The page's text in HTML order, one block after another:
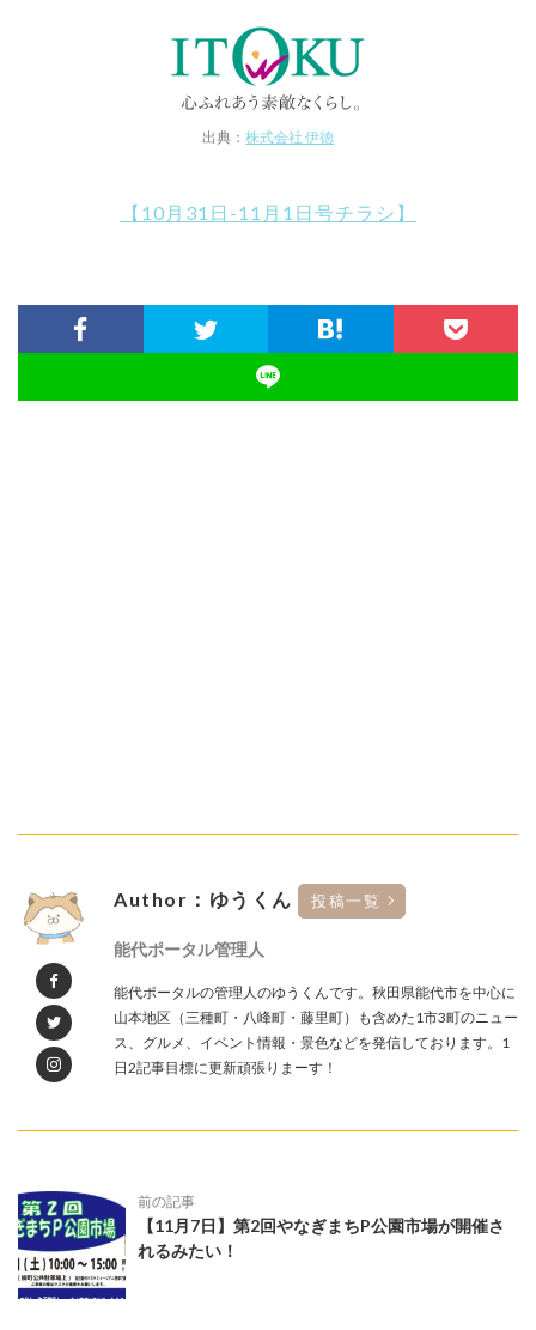
出典： 株式会社 伊徳
【10月31日-11月1日号チラシ】
Author：ゆうくん 投稿一覧
能代ポータル管理人
能代ポータルの管理人のゆうくんです。秋田県能代市を中心に
山本地区（三種町・八峰町・藤里町）も含めた1市3町のニュー
ス、グルメ、イベント情報・景色などを発信しております。1
日2記事目標に更新頑張りまーす！
前の記事
【11月7日】第2回やなぎまちP公園市場が開催さ
れるみたい！